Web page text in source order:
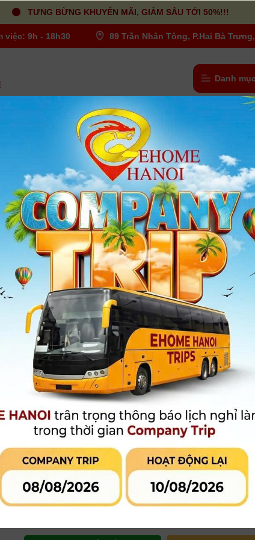
TƯNG BỪNG KHUYẾN MÃI, GIẢM SÂU TỚI 50%!!!
việc: 9h - 18h30 89 Trần Nhân Tông, P.Hai Bà
Danh
) | Chính hãng
ỐNG KÍNH FE 12-24mm F4 G (
Chính hãng
Người dùng đánh giá | Tình trạng:Có hàng
- Model : SEL1224G
- Ống kính ngàm E-Mount/ định dạng Full-Frame
- Dải khẩu độ: f/4 – f/22
- 4 Thấu kính phi cầu
- 1 thấu kính Super ED và 3 ED
- Thấu kính được tráng phủ Nano AR Coating
- Động cơ lấy nét Direct Drive Super
- Có công tắc AF/MF, nút giữ lấy nét
- Cấu trúc chống bụi, chống ẩm
- Bao gồm 7 lá khẩu tròn
Xem thêm
Bảo hành:12 tháng chính hãng
Giá khuyến mại: 38.990.000 đ [Giá đã bao gồm
Ưu đãi và khuyến mãi đặc quyền:
Đặt hàng
MUA HÀNG